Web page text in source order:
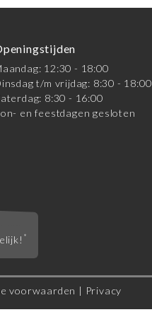
12:30 - 18:00
t/m vrijdag: 8:30 - 18:00
8:30 - 16:00
en feestdagen gesloten
*
voorwaarden | Privacy